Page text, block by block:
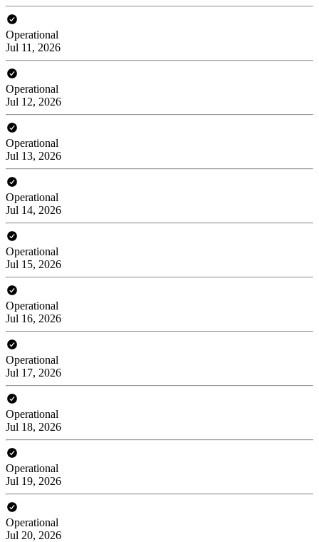
Operational
Jul 11, 2026
Operational
Jul 12, 2026
Operational
Jul 13, 2026
Operational
Jul 14, 2026
Operational
Jul 15, 2026
Operational
Jul 16, 2026
Operational
Jul 17, 2026
Operational
Jul 18, 2026
Operational
Jul 19, 2026
Operational
Jul 20, 2026